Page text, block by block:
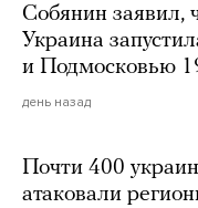
Собянин заявил,
Украина
и Подмосковью
день назад
Почти 400
атаковали